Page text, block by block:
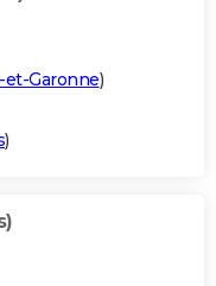
et-Garonne)
)